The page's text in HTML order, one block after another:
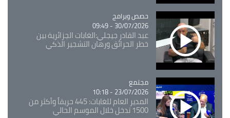
Catégorie
حصص وبرامج
30/07/2026 - 09:49
عبد القادر جيجلي:الغابات الجزائرية بين
خطر الحرائق ورهان التشجير الذكي
Catégorie
مجتمع
23/07/2026 - 10:18
المدير العام للغابات: 445 حريقاً وأكثر من
1500 تدخل خلال الموسم الحالي